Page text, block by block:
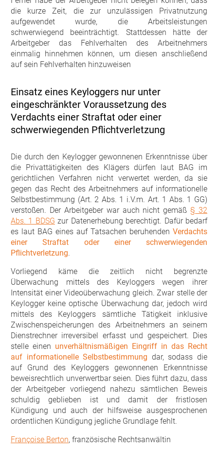
die kurze Zeit, die zur unzulässigen Privatnutzung
aufgewendet wurde, die Arbeitsleistungen
schwerwiegend beeinträchtigt. Stattdessen hätte der
Arbeitgeber das Fehlverhalten des Arbeitnehmers
einmalig hinnehmen können, um diesen anschließend
auf sein Fehlverhalten hinzuweisen
Einsatz eines Keyloggers nur unter
eingeschränkter Voraussetzung des
Verdachts einer Straftat oder einer
schwerwiegenden Pflichtverletzung
Die durch den Keylogger gewonnenen Erkenntnisse über
die Privattätigkeiten des Klägers dürfen laut BAG im
gerichtlichen Verfahren nicht verwertet werden, da sie
gegen das Recht des Arbeitnehmers auf informationelle
Selbstbestimmung (Art. 2 Abs. 1 i.V.m. Art. 1 Abs. 1 GG)
verstoßen. Der Arbeitgeber war auch nicht gemäß§ 32
Abs. 1 BDSG zur Datenerhebung berechtigt. Dafür bedarf
es laut BAG eines auf Tatsachen beruhenden Verdachts
einer Straftat oder einer schwerwiegenden
Pflichtverletzung.
Vorliegend käme die zeitlich nicht begrenzte
Überwachung mittels des Keyloggers wegen ihrer
Intensität einer Videoüberwachung gleich. Zwar stelle der
Keylogger keine optische Überwachung dar, jedoch wird
mittels des Keyloggers sämtliche Tätigkeit inklusive
Zwischenspeicherungen des Arbeitnehmers an seinem
Dienstrechner irreversibel erfasst und gespeichert. Dies
stelle einen unverhältnismäßigen Eingriff in das Recht
auf informationelle Selbstbestimmung dar, sodass die
auf Grund des Keyloggers gewonnenen Erkenntnisse
beweisrechtlich unverwertbar seien. Dies führt dazu, dass
der Arbeitgeber vorliegend nahezu sämtlichen Beweis
schuldig geblieben ist und damit der fristlosen
Kündigung und auch der hilfsweise ausgesprochenen
ordentlichen Kündigung jegliche Grundlage fehlt.
Françoise Berton, französische Rechtsanwältin